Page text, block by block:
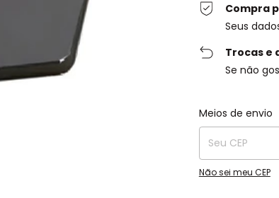
Compra
Seus
Trocas e
Se não
Entregas para o
Meios de envio
Não sei meu CEP